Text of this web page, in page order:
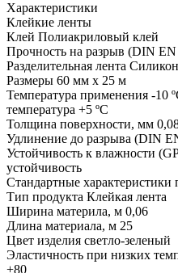
Характеристики
Клейкие ленты
Клей Полиакриловый клей
Прочность на разрыв (DIN
Разделительная лента
Размеры 60 мм x 25 м
Температура применения -10
температура +5 ºC
Толщина поверхности, мм
Удлинение до разрыва (DIN
Устойчивость к влажности
устойчивость
Стандартные характеристики
Тип продукта Клейкая лента
Ширина материла, м 0,06
Длина материала, м 25
Цвет изделия светло-зеленый
Эластичность при низких
+80